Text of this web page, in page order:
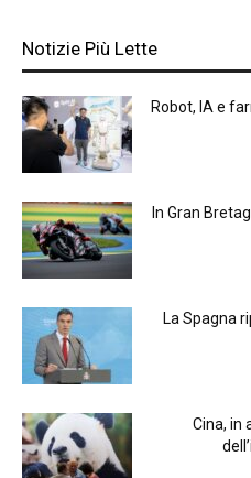
Notizie Più Lette
Robot, IA e
In Gran
La Spagna
Cina, in